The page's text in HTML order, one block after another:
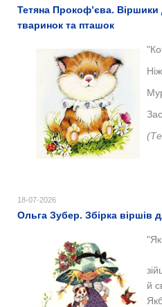
Тетяна Прокоф’єва.
тваринок та пташок
18-07-2026
Ольга Зубер. Збірка віршів
й